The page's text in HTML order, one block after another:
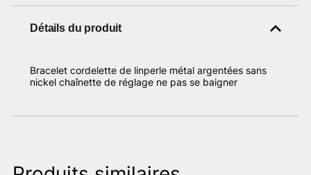
Détails du produit
Bracelet cordelette de linperle métal argentées sans
nickel chaînette de réglage ne pas se baigner